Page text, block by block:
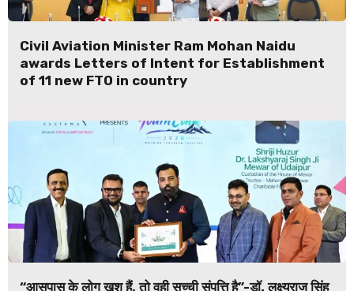
Civil Aviation Minister Ram Mohan Naidu
awards Letters of Intent for Establishment
of 11 new FTO in country
“आसपास के लोग खुश हैं, तो वही सच्ची संपत्ति है”-डॉ. लक्ष्यराज सिंह